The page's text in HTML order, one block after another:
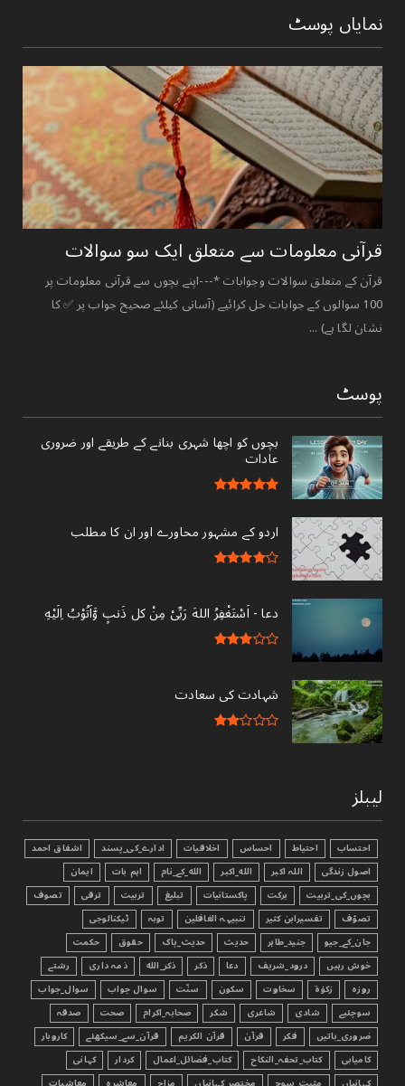
نمایاں پوسٹ
قرآنی ‏معلومات ‏سے ‏متعلق ‏ایک ‏سو ‏سوالات ‏
قرآن کے متعلق سوالات وجوابات *---اپنے بچوں سے قرآنی معلومات پر
100 سوالوں کے جوابات حل کرائیے (آسانی کیلئے صحیح جواب پر ✅ کا
نشان لگا ہے) ...
پوسٹ
بچوں کو اچھا شہری بنانے کے طریقے اور ضروری
عادات
اردو کے مشہور محاورے اور ان کا مطلب
دعا - ‎اَسْتَغْفِرُ اللهَ رَبِّىْ مِنْ کل ذَنبٍ وَّاَتُوْبُ اِلَيْهِ
شہادت کی سعادت
لیبلز
احتساب احتیاط احساس اخلاقیات ادارے_کی_پسند
اشفاق احمد
اصول زندگی
اللہ اکبر الله_اکبر الله_کے_نام اہم بات
ایمان
بچوں_کی_تربیت
برکت پاکستانیات تبليغ تربیت ترقی
تصوف
تصوّف
تفسیرابن کثیر تنبیہہ الغافلین توبہ
ٹیکنالوجی
جان_کے_جیو
جنید_طاہر حدیث حدیث_پاک حقوق
حکمت
خوش رہیں
درود_شریف دعا ذکر ذکر_الله ذمہ داری
رشتے
روزہ
زکوٰۃ سخاوت سکون سنّت سوال جواب
سوال_جواب
سوچئیے
شادی شاعری شکر صحابہ_اکرام صحت
صدقہ
ضروری_باتیں
فکر قرآن قرآن الکریم قرآن_سے_سیکھئے
کاروبار
کامیابی
کتاب_تحفہ_النکاح کتاب_فضائل_اعمال کردار
کہانی